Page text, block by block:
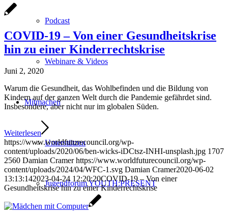
Podcast
Webinare & Videos
Mitmachen
Unterstützen
Jugendforum YOUTH:PRESENT
COVID-19 – Von einer Gesundheitskrise
hin zu einer Kinderrechtskrise
Juni 2, 2020
Warum die Gesundheit, das Wohlbefinden und die Bildung von
Kindern auf der ganzen Welt durch die Pandemie gefährdet sind.
Insbesondere, aber nicht nur im globalen Süden.
Weiterlesen
https://www.worldfuturecouncil.org/wp-
content/uploads/2020/06/ben-wicks-iDCtsz-INHI-unsplash.jpg 1707
2560 Damian Cramer https://www.worldfuturecouncil.org/wp-
content/uploads/2024/04/WFC-1.svg Damian Cramer2020-06-02
13:13:142023-04-24 12:20:20COVID-19 – Von einer
Gesundheitskrise hin zu einer Kinderrechtskrise